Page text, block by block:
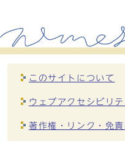
このサイトについて
ウェブアクセシビリ
著作権・リンク・免